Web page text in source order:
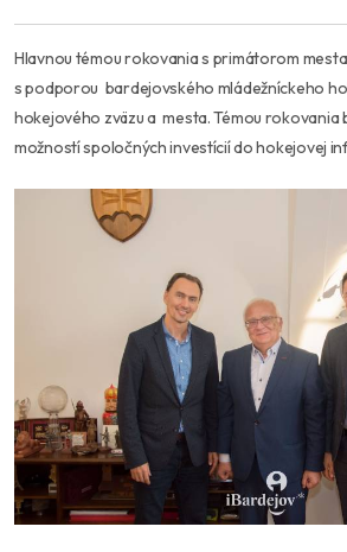
Hlavnou témou rokovania s primátorom
s podporou bardejovského mládežníckeho
hokejového zväzu a mesta. Témou rokovania
možností spoločných investícií do hokejovej